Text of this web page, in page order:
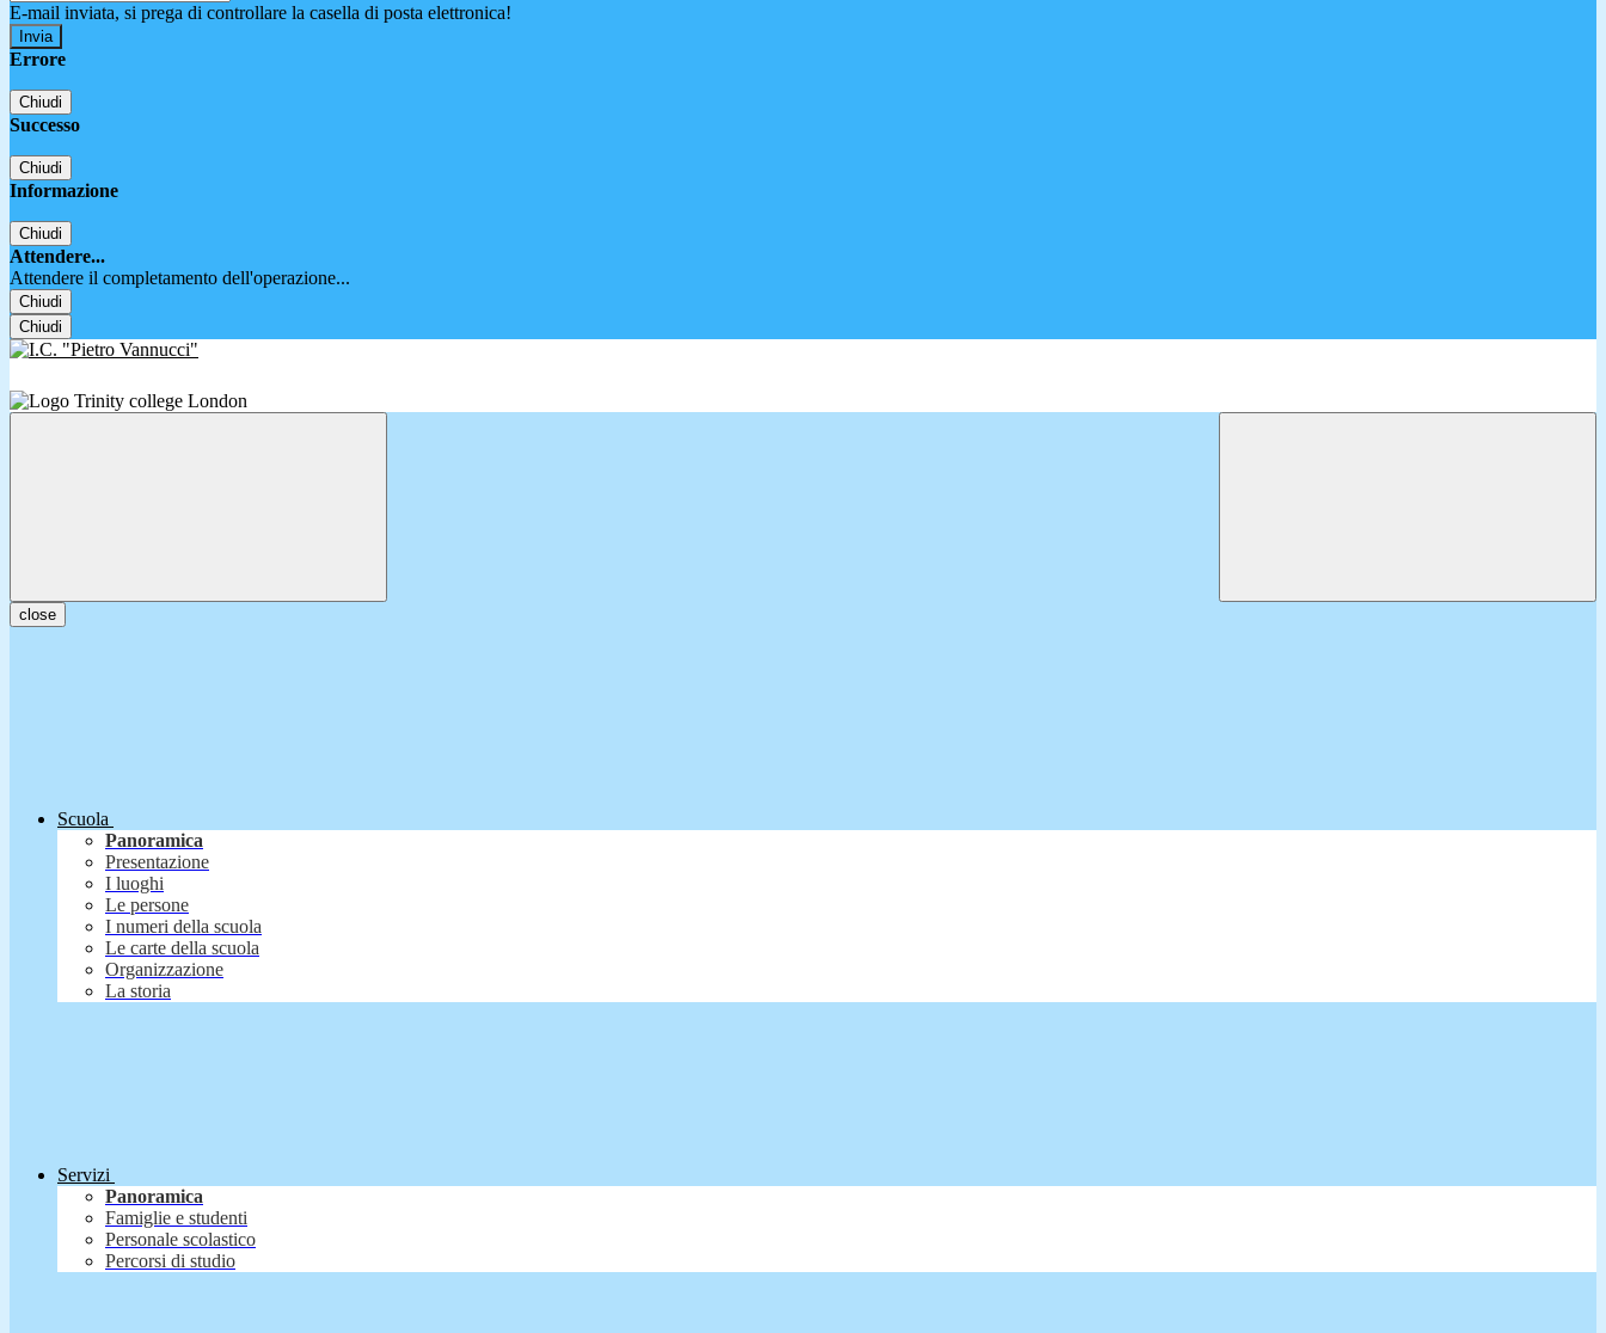
E-mail inviata, si prega di controllare la casella di posta elettronica!
Errore
Chiudi
Successo
Chiudi
Informazione
Chiudi
Attendere...
Attendere il completamento dell'operazione...
Chiudi
Chiudi
close
Scuola
Panoramica
Presentazione
I luoghi
Le persone
I numeri della scuola
Le carte della scuola
Organizzazione
La storia
Servizi
Panoramica
Famiglie e studenti
Personale scolastico
Percorsi di studio